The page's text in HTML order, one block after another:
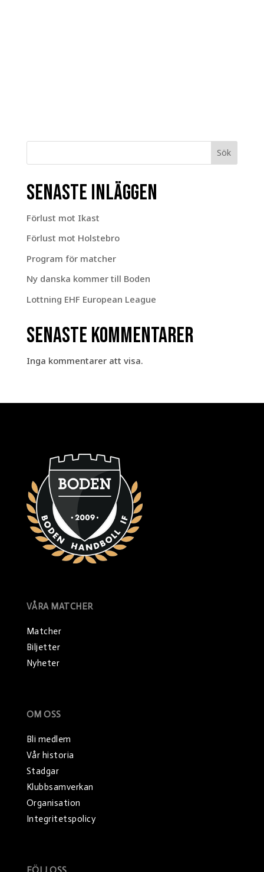
Sök
Senaste inläggen
Förlust mot Ikast
Förlust mot Holstebro
Program för matcher
Ny danska kommer till Boden
Lottning EHF European League
Senaste kommentarer
Inga kommentarer att visa.
VÅRA MATCHER
Matcher
Biljetter
Nyheter
OM OSS
Bli medlem
Vår historia
Stadgar
Klubbsamverkan
Organisation
Integritetspolicy